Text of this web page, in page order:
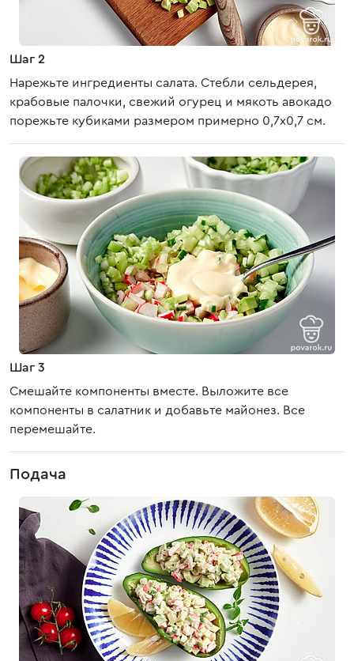
Шаг 2
Нарежьте ингредиенты салата. Стебли сельдерея,
крабовые палочки, свежий огурец и мякоть авокадо
порежьте кубиками размером примерно 0,7х0,7 см.
Шаг 3
Смешайте компоненты вместе. Выложите все
компоненты в салатник и добавьте майонез. Все
перемешайте.
Подача